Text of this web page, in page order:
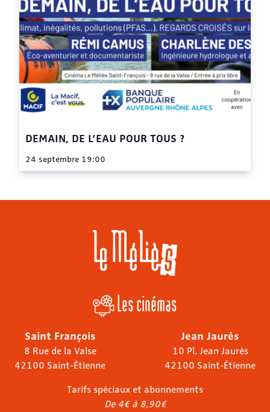
DEMAIN, DE L’EAU POUR TOUS ?
24 septembre 19:00
Les cinémas
Saint François
8 Rue de la Valse
42100 Saint-Étienne
Jean Jaurès
10 Pl. Jean Jaurès
42100 Saint-Étienne
Tarifs spéciaux et abonnements
De 4€ à 8,90€